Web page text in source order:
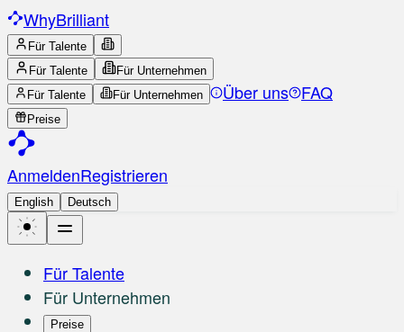
WhyBrilliant
Für Talente
Für Talente
Für Unternehmen
Für Talente
Für Unternehmen Über uns FAQ
Preise
AnmeldenRegistrieren
English Deutsch
Für Talente
Für Unternehmen
Preise